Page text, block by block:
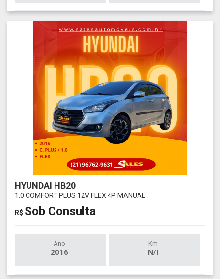
HYUNDAI HB20
1.0 COMFORT PLUS 12V FLEX 4P MANUAL
R$ Sob Consulta
Ano
2016
Km
N/I